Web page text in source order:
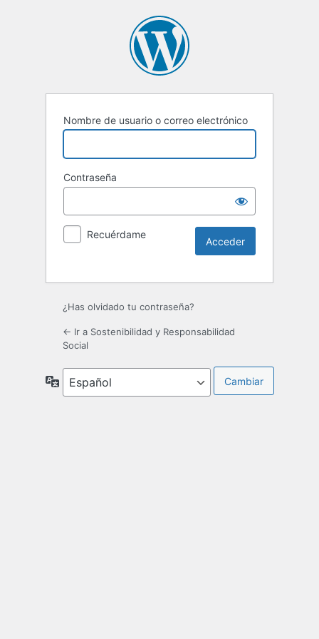
Nombre de usuario o correo electrónico
Contraseña
Recuérdame
¿Has olvidado tu contraseña?
← Ir a Sostenibilidad y Responsabilidad
Social
Idioma